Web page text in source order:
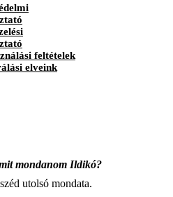
feltételek
elveink
mondanom Ildikó?
utolsó mondata.